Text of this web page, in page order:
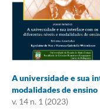
A universidade e sua
modalidades de ensino
v. 14 n. 1 (2023)